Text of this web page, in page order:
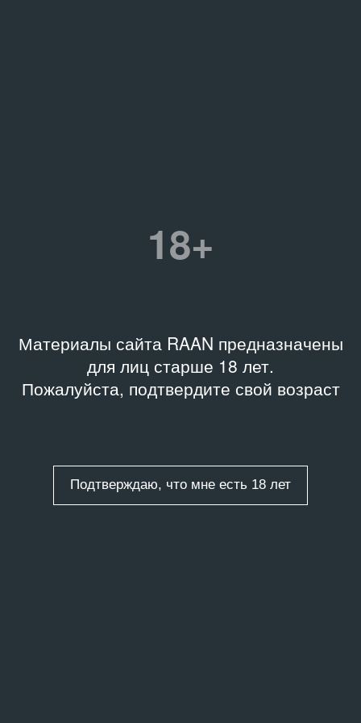
18+
Материалы сайта RAAN предназначены
для лиц старше 18 лет.
Пожалуйста, подтвердите свой возраст
Подтверждаю, что мне есть 18 лет